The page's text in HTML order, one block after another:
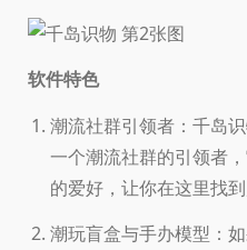
软件特色
潮流社群引领者：千岛
一个潮流社群的引领者
的爱好，让你在这里找
潮玩盲盒与手办模型：